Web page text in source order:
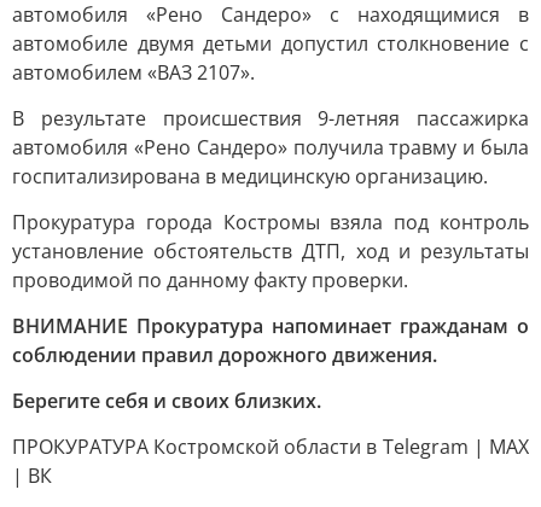
автомобиля «Рено Сандеро» с находящимися в
автомобиле двумя детьми допустил столкновение с
автомобилем «ВАЗ 2107».
В результате происшествия 9-летняя пассажирка
автомобиля «Рено Сандеро» получила травму и была
госпитализирована в медицинскую организацию.
Прокуратура города Костромы взяла под контроль
установление обстоятельств ДТП, ход и результаты
проводимой по данному факту проверки.
ВНИМАНИЕ Прокуратура напоминает гражданам о
соблюдении правил дорожного движения.
Берегите себя и своих близких.
ПРОКУРАТУРА Костромской области в Telegram | MAX
| ВК